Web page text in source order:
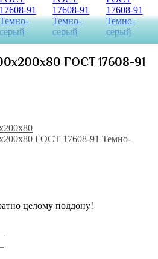
ГОСТ 17608-91
ГОСТ 17608-91 Темно-
целому поддону!